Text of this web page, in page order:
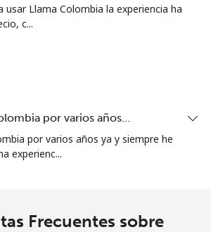
⁦28.5¢⁩
usar Llama Colombia la experiencia ha
c...
por varios años…
por varios años ya y siempre he
experienc...
Frecuentes sobre